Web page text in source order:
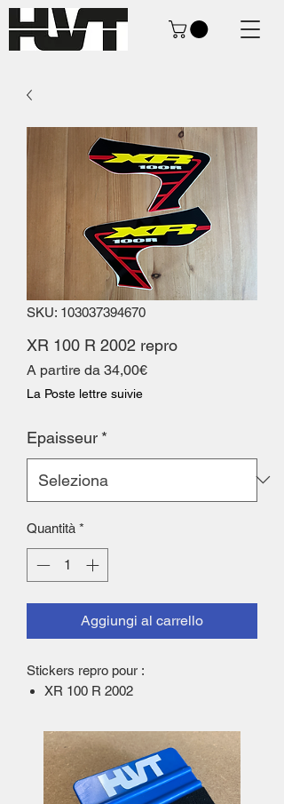
SKU: 103037394670
XR 100 R 2002 repro
A partire da 34,00€Prezzo
La Poste lettre suivie
Epaisseur *
Quantità *
Aggiungi al carrello
Stickers repro pour :
XR 100 R 2002